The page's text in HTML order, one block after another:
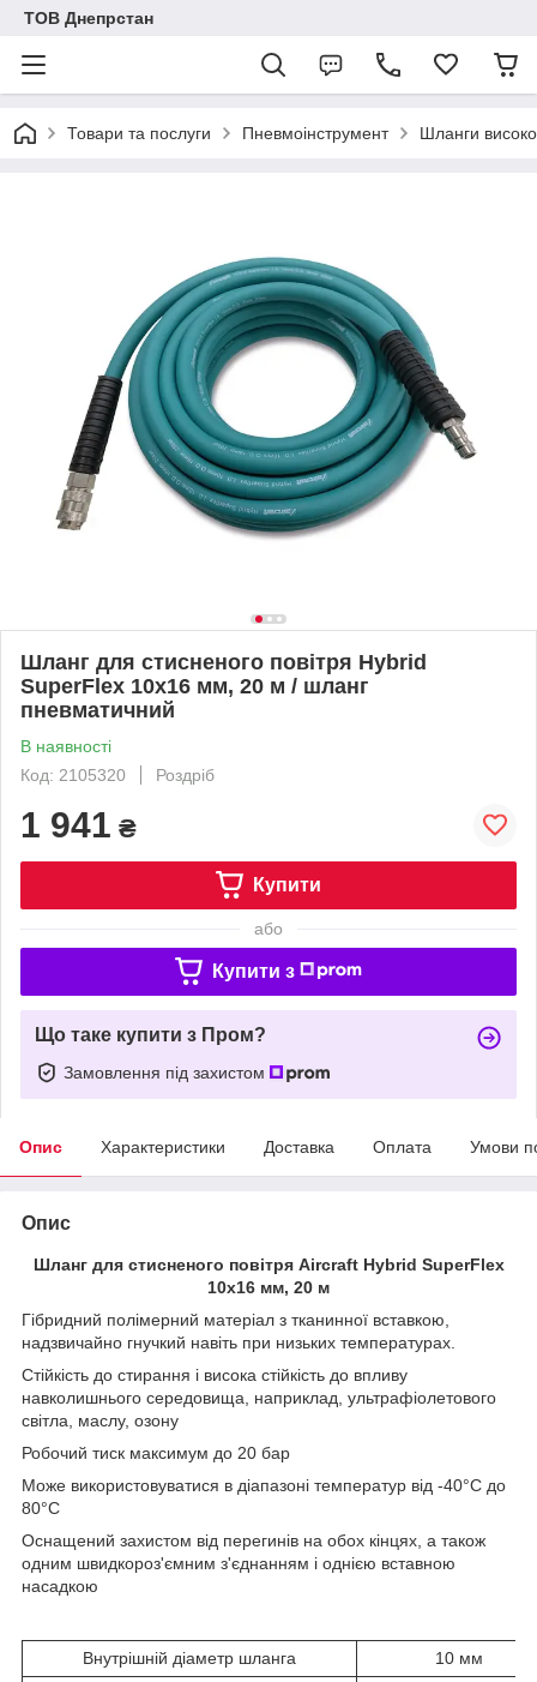
ТОВ Днепрстан
Товари та послуги Пневмоінструмент Шланги
Шланг для стисненого повітря Hybrid
SuperFlex 10x16 мм, 20 м / шланг
пневматичний
В наявності
Код: 2105320
Роздріб
1 941 ₴
Купити
або
Купити з
Що таке купити з Пром?
Замовлення під захистом
Опис Характеристики Доставка Оплата Умови
Опис
Шланг для стисненого повітря Aircraft Hybrid SuperFlex
10x16 мм, 20 м
Гібридний полімерний матеріал з тканинної вставкою,
надзвичайно гнучкий навіть при низьких температурах.
Стійкість до стирання і висока стійкість до впливу
навколишнього середовища, наприклад, ультрафіолетового
світла, маслу, озону
Робочий тиск максимум до 20 бар
Може використовуватися в діапазоні температур від -40°C до
80°C
Оснащений захистом від перегинів на обох кінцях, а також
одним швидкороз'ємним з'єднанням і однією вставною
насадкою
Внутрішній діаметр шланга
10 мм